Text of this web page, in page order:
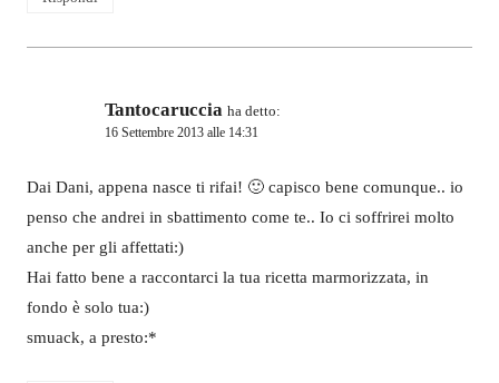
Tantocaruccia ha detto:
16 Settembre 2013 alle 14:31
Dai Dani, appena nasce ti rifai! 🙂 capisco bene comunque.. io
penso che andrei in sbattimento come te.. Io ci soffrirei molto
anche per gli affettati:)
Hai fatto bene a raccontarci la tua ricetta marmorizzata, in
fondo è solo tua:)
smuack, a presto:*